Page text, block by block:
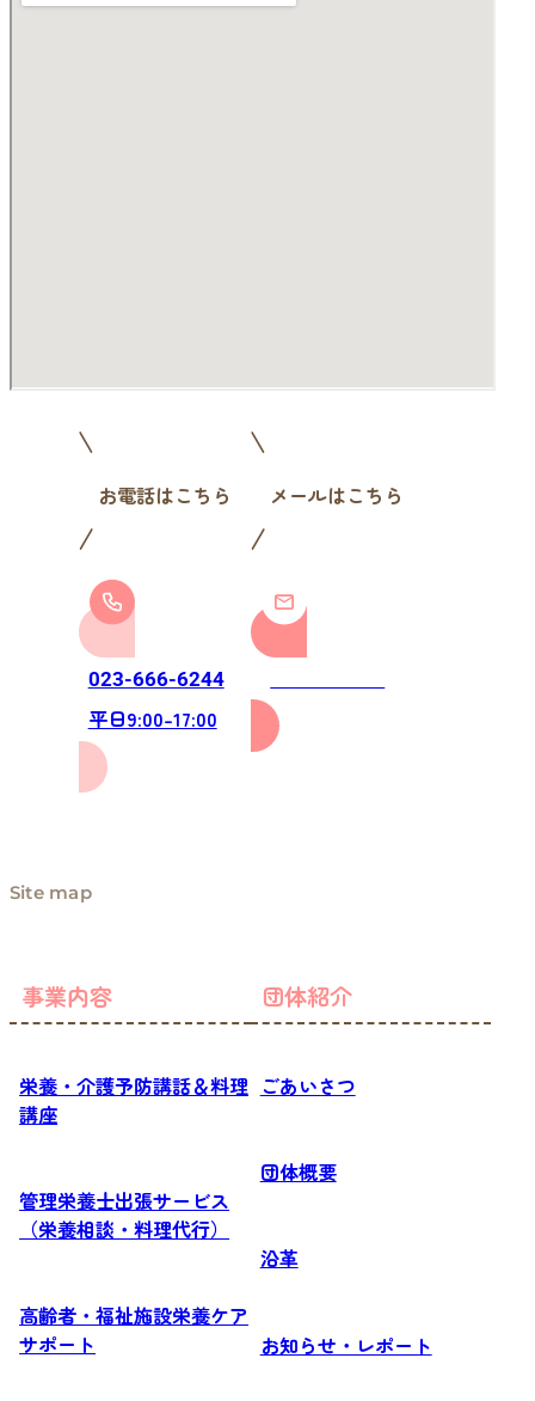
お電話はこちら
023-666-6244
平日9:00-17:00
メールはこちら
Site map
事業内容
栄養・介護予防講話＆料理
講座
管理栄養士出張サービス
（栄養相談・料理代行）
高齢者・福祉施設栄養ケア
サポート
団体紹介
ごあいさつ
団体概要
沿革
お知らせ・レポート